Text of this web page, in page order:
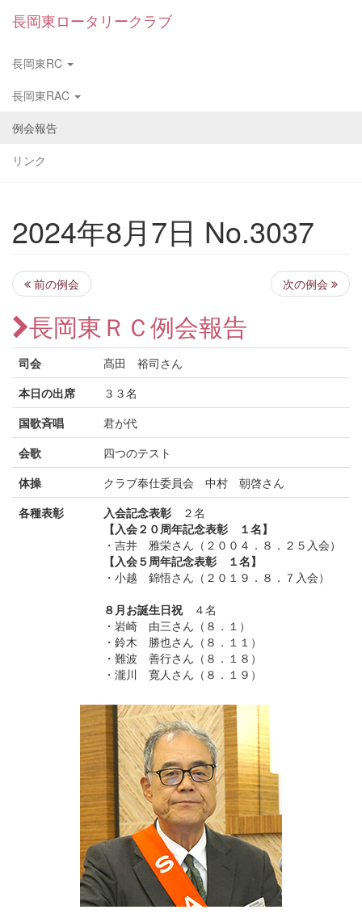
長岡東ロータリークラブ
長岡東RC
長岡東RAC
例会報告
リンク
2024年8月7日 No.3037
前の例会 次の例会
長岡東ＲＣ例会報告
司会
髙田 裕司さん
本日の出席
３３名
国歌斉唱
君が代
会歌
四つのテスト
体操
クラブ奉仕委員会 中村 朝啓さん
各種表彰
入会記念表彰 ２名
【入会２０周年記念表彰 １名】
・吉井 雅栄さん（２００４．８．２５入会）
【入会５周年記念表彰 １名】
・小越 錦悟さん（２０１９．８．７入会）
８月お誕生日祝４名
・岩崎 由三さん（８．１）
・鈴木 勝也さん（８．１１）
・難波 善行さん（８．１８）
・瀧川 寛人さん（８．１９）